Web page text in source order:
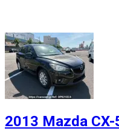
2013 Mazda CX-